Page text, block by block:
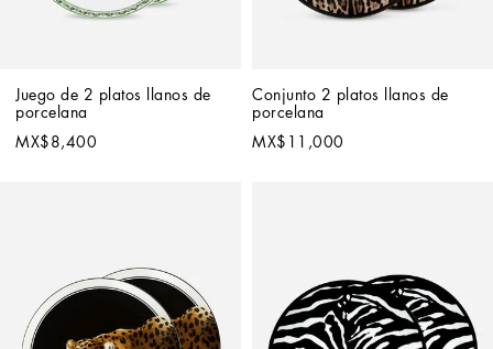
Juego de 2 platos llanos de
porcelana
MX$8,400
Conjunto 2 platos llanos de
porcelana
MX$11,000